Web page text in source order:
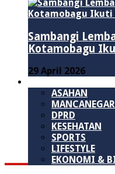
Sambangi
Kotamobagu
29 April 2026
ASAHAN
DPRD
KESEHATAN
SPORTS
LIFESTYLE
EKONOMI &